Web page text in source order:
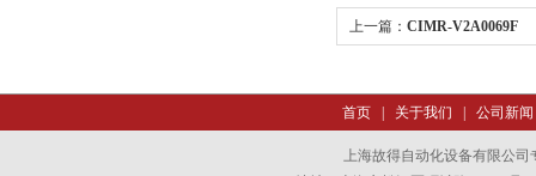
上一篇： CIMR-V2A0069F
首页| 关于我们 公司新闻
上海故得自动化设备有限公司